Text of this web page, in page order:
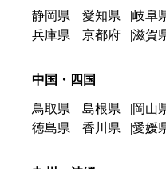
静岡県 愛知県 岐阜
兵庫県
京都府 滋賀
中国・四国
鳥取県 島根県 岡山
徳島県
香川県 愛媛